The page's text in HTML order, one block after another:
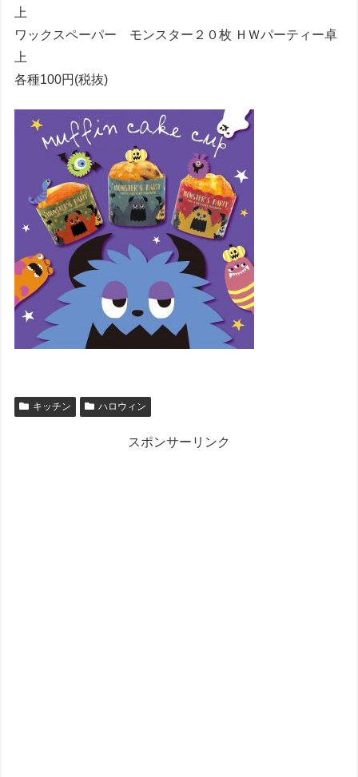
上
ワックスペーパー モンスター２０枚 ＨＷパーティー卓
上
各種100円(税抜)
キッチン ハロウィン
スポンサーリンク